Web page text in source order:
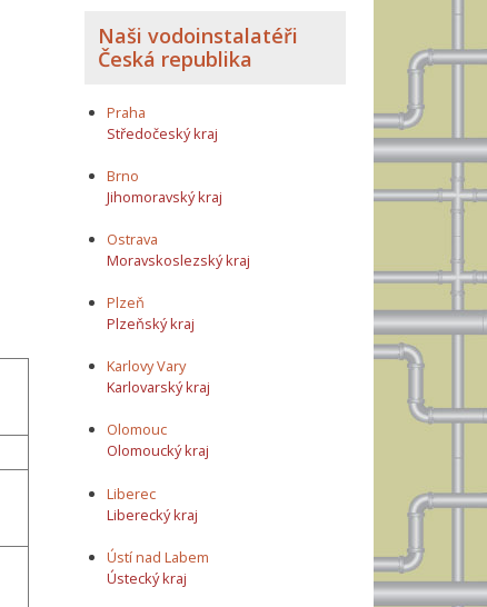
Naši vodoinstalatéři
Česká republika
Praha
Středočeský kraj
Brno
Jihomoravský kraj
Ostrava
Moravskoslezský kraj
Plzeň
Plzeňský kraj
Karlovy Vary
Karlovarský kraj
Olomouc
Olomoucký kraj
Liberec
Liberecký kraj
Ústí nad Labem
Ústecký kraj